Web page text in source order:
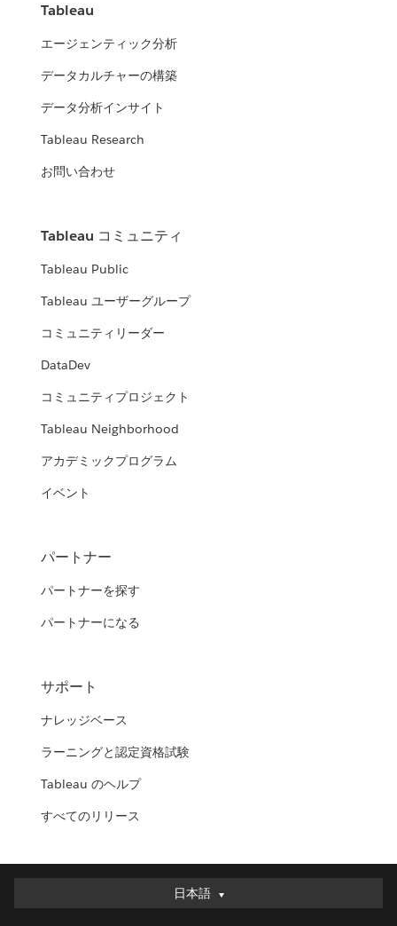
Tableau
エージェンティック分析
データカルチャーの構築
データ分析インサイト
Tableau Research
お問い合わせ
Tableau コミュニティ
Tableau Public
Tableau ユーザーグループ
コミュニティリーダー
DataDev
コミュニティプロジェクト
Tableau Neighborhood
アカデミックプログラム
イベント
パートナー
パートナーを探す
パートナーになる
サポート
ナレッジベース
ラーニングと認定資格試験
Tableau のヘルプ
すべてのリリース
日本語
日本語